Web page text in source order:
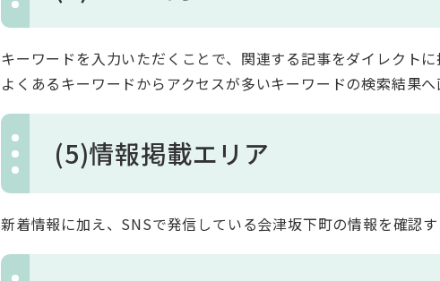
キーワードを入力いただくことで、関連する記事をダイレクトに
よくあるキーワードからアクセスが多いキーワードの検索結果へ
(5)情報掲載エリア
新着情報に加え、SNSで発信している会津坂下町の情報を確認す